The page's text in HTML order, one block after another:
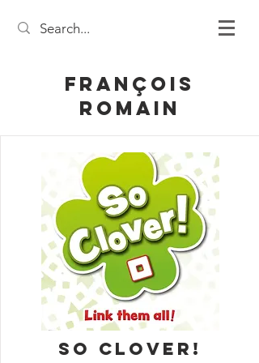
François
Romain
So Clover!